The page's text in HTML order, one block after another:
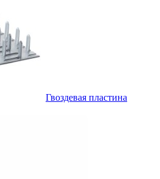
Гвоздевая пластина